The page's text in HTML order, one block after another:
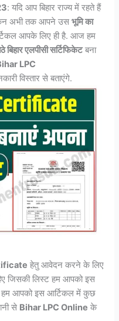
: यदि आप बिहार राज्य में रहते हैं
अभी तक आपने उसभूमि का
आपके लिए ही है. आज हम
बिहार एलपीसी सर्टिफिकेटबना
LPC
विस्तार से बताएंगे.
हेतु आवेदन करने के लिए
जिसकी लिस्ट हम आपको इस
हम आपको इस आर्टिकल में कुछ
से Bihar LPC Online के